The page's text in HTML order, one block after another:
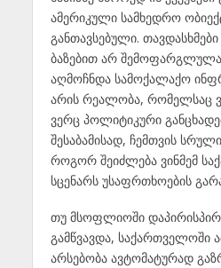
ამერიკული სამხედრო
განთავსებული.
ბაზებით არ
აღმოჩნდა სამოქალაქო
არის რეალობა, რომელსაც
ვერც პოლიტიკური
შესაბამისად, ჩემთვის
როგორ შეიძლება ვინმემ
სცენარს უსაფრთხოების
თუ მსოფლიოში
გამწვავდა, საქართველოში
არსებობა ავტომატურად